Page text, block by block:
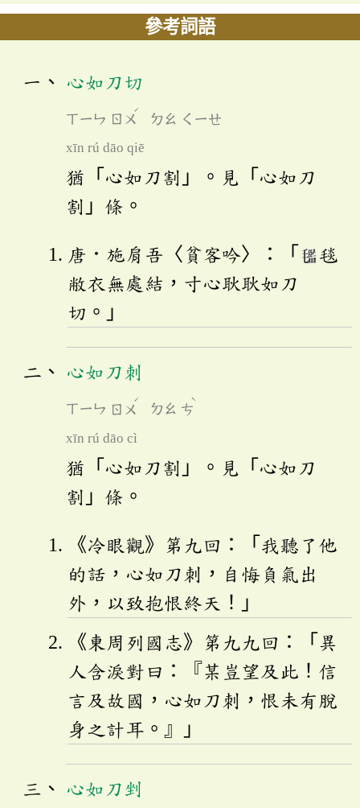
參考詞語
心如刀切
ㄒㄧㄣ ㄖㄨ
ˊ
ㄉㄠ ㄑㄧㄝ
xīn rú dāo qiē
猶「心如刀割」。見「心如刀
割」條。
唐．施肩吾〈貧客吟〉：「
毯
敝衣無處結，寸心耿耿如刀
切。」
心如刀刺
ㄒㄧㄣ ㄖㄨ
ˊ
ㄉㄠ ㄘ
ˋ
xīn rú dāo cì
猶「心如刀割」。見「心如刀
割」條。
《冷眼觀》第九回：「我聽了他
的話，心如刀刺，自悔負氣出
外，以致抱恨終天！」
《東周列國志》第九九回：「異
人含淚對曰：『某豈望及此！信
言及故國，心如刀刺，恨未有脫
身之計耳。』」
心如刀剉